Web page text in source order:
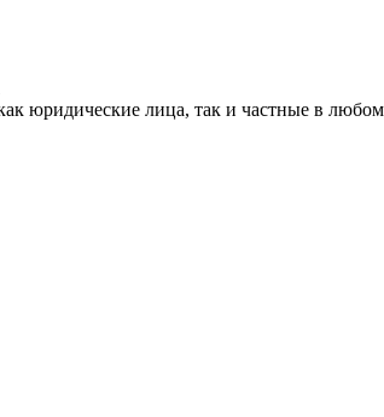
юридические лица, так и частные в